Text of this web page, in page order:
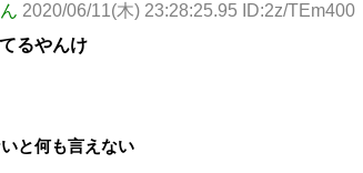
2020/06/11(木) 23:28:25.95 ID:2z/TEm400
るやんけ
と何も言えない